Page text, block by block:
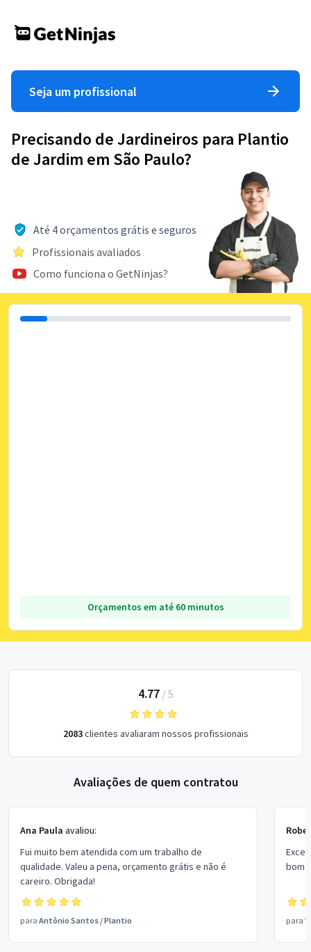
Seja um profissional
Precisando de Jardineiros para Plantio
de Jardim em São Paulo?
Até 4 orçamentos grátis e seguros
Profissionais avaliados
Como funciona o GetNinjas?
Orçamentos em até 60 minutos
4.77/ 5
2083clientes avaliaram nossos profissionais
Avaliações de quem contratou
Ana Paula avaliou:
Fui muito bem atendida com um trabalho de
qualidade. Valeu a pena, orçamento grátis e não é
careiro. Obrigada!
para Antônio Santos /Plantio
bom
para